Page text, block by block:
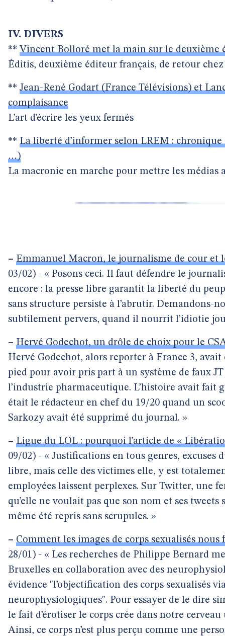
IV. DIVERS
** Vincent Bolloré met la main sur le deuxième
Éditis, deuxième éditeur français, de retour
** Jean-René Godart (France Télévisions) et
complaisance
L’art d’écrire les yeux fermés
** La liberté d’informer selon LREM :
…)
La macronie en marche pour mettre les médias
– Emmanuel Macron, le journalisme de cour et
03/02) - « Posons ceci. Il faut défendre le
encore : la presse libre garantit la liberté du
sans structure persiste à l’abrutir. Demandons-
subtilement pervers, quand il nourrit l’idiotie
– Hervé Godechot, un drôle de choix pour le
Hervé Godechot, alors reporter à France 3, avait
pied pour avoir pris part à un système de faux
l’industrie pharmaceutique. L’histoire avait fait
était le rédacteur en chef du 19/20 quand un
Sarkozy avait été supprimé du journal. »
– Ligue du LOL : pourquoi l’article de «
09/02) - « Justifications en tous genres,
libre, mais celle des victimes elle, y est
employées laissent perplexes. Sur Twitter, une
qu’elle ne voulait pas que son nom et ses
même été repris sans scrupules. »
– Comment les images de corps sexualisés
28/01) - « Les recherches de Philippe Bernard
Bruxelles en collaboration avec des
évidence "l’objectification des corps sexualisés
neurophysiologiques". Pour essayer de le dire
le fait d’érotiser le corps crée dans notre
Ainsi, ce corps n’est plus perçu comme une